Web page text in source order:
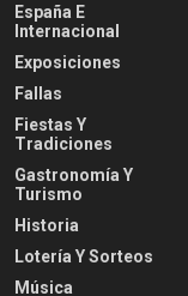
España E
Internacional
Exposiciones
Fallas
Fiestas Y
Tradiciones
Gastronomía Y
Turismo
Historia
Lotería Y Sorteos
Música